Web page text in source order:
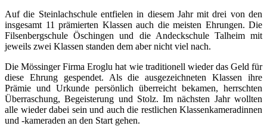
Auf die Steinlachschule entfielen in diesem Jahr mit drei von den
insgesamt 11 prämierten Klassen auch die meisten Ehrungen. Die
Filsenbergschule Öschingen und die Andeckschule Talheim mit
jeweils zwei Klassen standen dem aber nicht viel nach.
Die Mössinger Firma Eroglu hat wie traditionell wieder das Geld für
diese Ehrung gespendet. Als die ausgezeichneten Klassen ihre
Prämie und Urkunde persönlich überreicht bekamen, herrschten
Überraschung, Begeisterung und Stolz. Im nächsten Jahr wollten
alle wieder dabei sein und auch die restlichen Klassenkameradinnen
und -kameraden an den Start gehen.